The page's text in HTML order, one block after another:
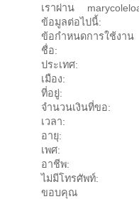
เราผ่าน
ข้อมูลต่อไปนี้:
ข้อกำหนดการใช้งาน
ชื่อ:
ประเทศ:
เมือง:
ที่อยู่:
จำนวนเงินที่ขอ:
เวลา:
อายุ:
เพศ:
อาชีพ:
ไม่มีโทรศัพท์:
ขอบคุณ